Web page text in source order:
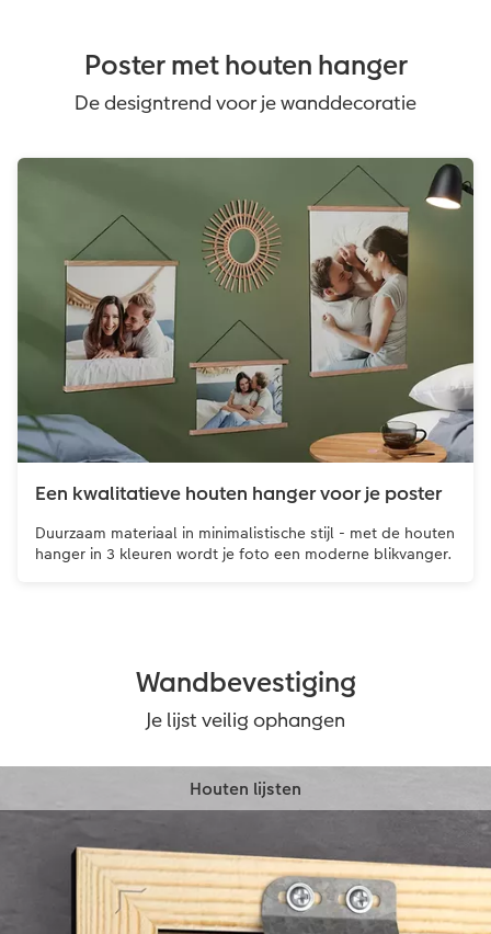
Poster met houten hanger
De designtrend voor je wanddecoratie
Een kwalitatieve houten hanger voor je poster
Duurzaam materiaal in minimalistische stijl - met de houten
hanger in 3 kleuren wordt je foto een moderne blikvanger.
Wandbevestiging
Je lijst veilig ophangen